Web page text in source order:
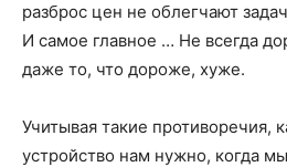
разброс цен не облегчают
И самое главное … Не всегда
даже то, что дороже, хуже.
Учитывая такие противоречия,
устройство нам нужно, когда